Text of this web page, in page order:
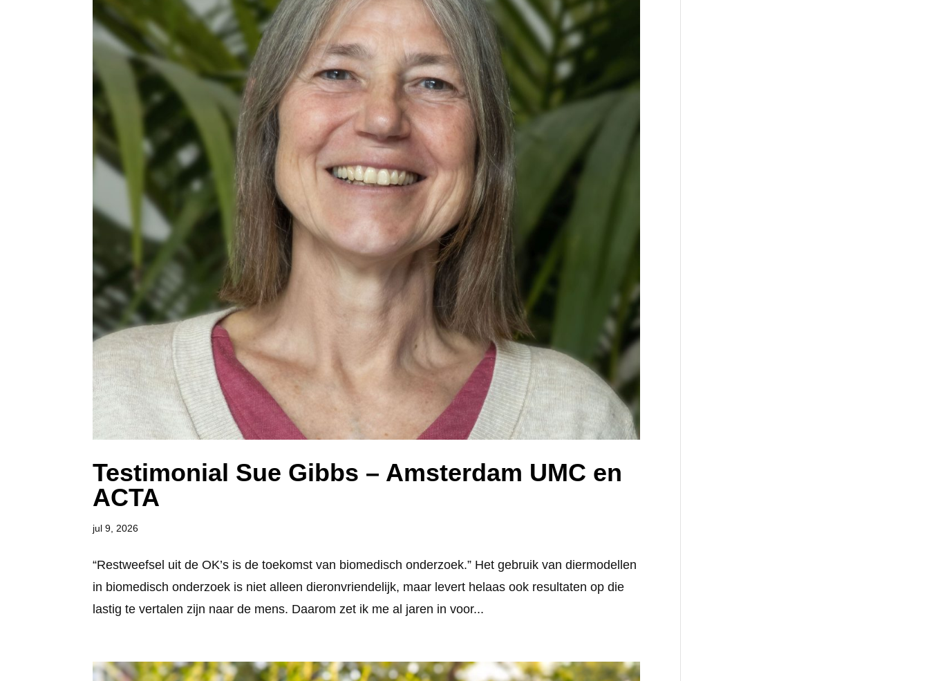
Testimonial Sue Gibbs – Amsterdam UMC en
ACTA
jul 9, 2026
“Restweefsel uit de OK’s is de toekomst van biomedisch onderzoek.” Het gebruik van diermodellen
in biomedisch onderzoek is niet alleen dieronvriendelijk, maar levert helaas ook resultaten op die
lastig te vertalen zijn naar de mens. Daarom zet ik me al jaren in voor...